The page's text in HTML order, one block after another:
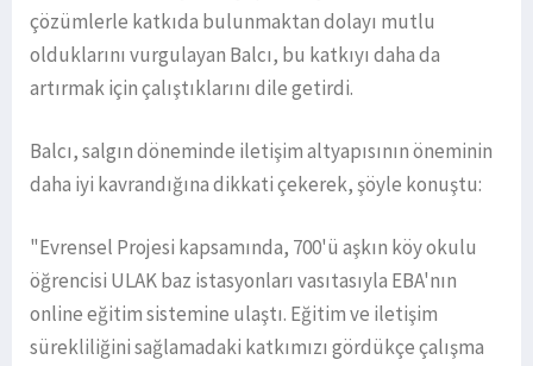
çözümlerle katkıda bulunmaktan dolayı mutlu
olduklarını vurgulayan Balcı, bu katkıyı daha da
artırmak için çalıştıklarını dile getirdi.
Balcı, salgın döneminde iletişim altyapısının öneminin
daha iyi kavrandığına dikkati çekerek, şöyle konuştu:
"Evrensel Projesi kapsamında, 700'ü aşkın köy okulu
öğrencisi ULAK baz istasyonları vasıtasıyla EBA'nın
online eğitim sistemine ulaştı. Eğitim ve iletişim
sürekliliğini sağlamadaki katkımızı gördükçe çalışma